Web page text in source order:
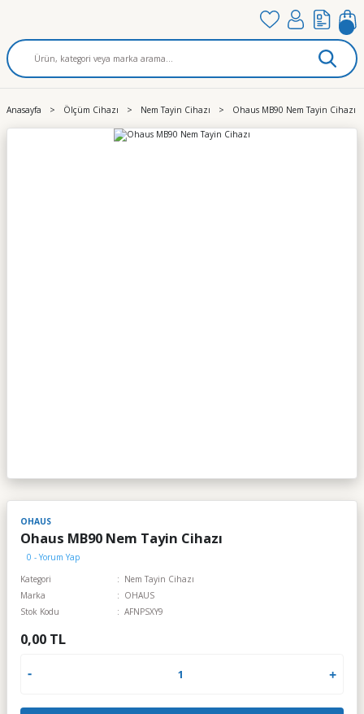
Anasayfa Ölçüm Cihazı Nem Tayin Cihazı Ohaus MB90 Nem Tayin Cihazı
OHAUS
Ohaus MB90 Nem Tayin Cihazı
0 - Yorum Yap
Kategori
Nem Tayin Cihazı
Marka
OHAUS
Stok Kodu
AFNPSXY9
0,00 TL